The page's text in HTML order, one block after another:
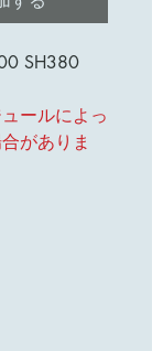
SH380
ールによっ
がありま